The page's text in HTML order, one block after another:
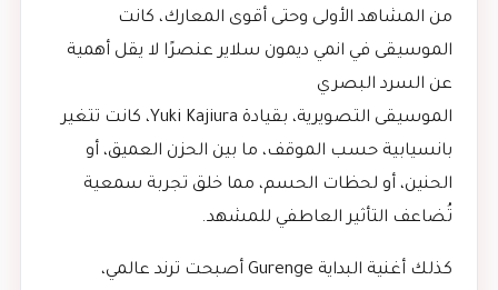
من المشاهد الأولى وحتى أقوى المعارك، كانت
الموسيقى في انمي ديمون سلاير عنصرًا لا يقل أهمية
عن السرد البصري
الموسيقى التصويرية، بقيادة Yuki Kajiura، كانت تتغير
بانسيابية حسب الموقف، ما بين الحزن العميق، أو
الحنين، أو لحظات الحسم، مما خلق تجربة سمعية
تُضاعف التأثير العاطفي للمشهد.
كذلك أغنية البداية Gurenge أصبحت ترند عالمي،